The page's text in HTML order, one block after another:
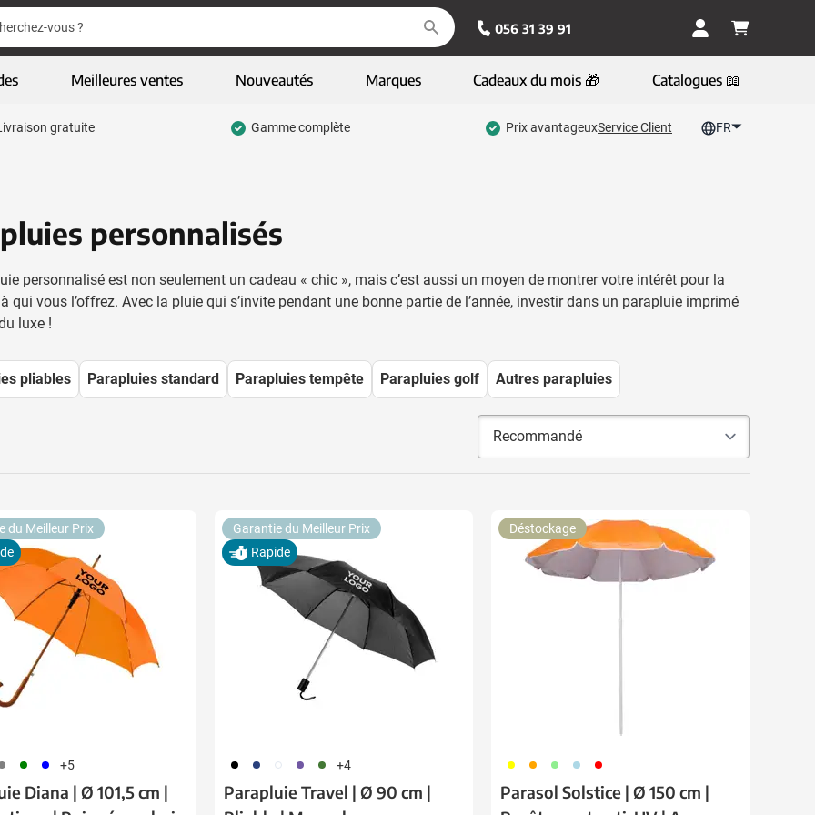
056 31 39 91
la catégorie Vêtements & textiles
pour la catégorie Articles écologiques
pour la catégorie High-tech & multimédia
la catégorie Entreprises & bureau
pour la catégorie Sports, loisirs & jeux
pour la catégorie Sacs & bagages
la catégorie Boissons
pour la catégorie Outillage & lampes
la catégorie Sécurité
la catégorie Enfants
pour la catégorie Inspiration
pour la catégorie Promotions & coup de cœur
Meilleures ventes Nouveautés Marques Cadeaux du mois 🎁 Catalogues 📖
gratuite Gamme complète Prix avantageuxService Client FR
personnalisés
personnalisé est non seulement un cadeau « chic », mais c’est aussi un moyen de montrer votre intérêt pour la
qui vous l’offrez. Avec la pluie qui s’invite pendant une bonne partie de l’année, investir dans un parapluie imprimé
luxe !
pliables Parapluies standard Parapluies tempête Parapluies golf Autres parapluies
004 005 +5
Diana | Ø 101,5 cm |
du Meilleur Prix
001 023 002 024 004 +4
Parapluie Travel | Ø 90 cm |
Garantie du Meilleur Prix
Rapide
006 007 029 018 008
Parasol Solstice | Ø 150 cm |
Déstockage